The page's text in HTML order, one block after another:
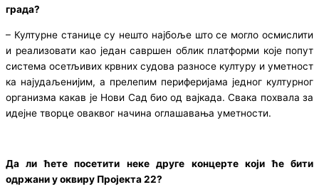
града?
– Културне станице су нешто најбоље што се могло осмислити
и реализовати као један савршен облик платформи које попут
система осетљивих крвних судова разносе културу и уметност
ка најудаљенијим, а прелепим периферијама једног културног
организма какав је Нови Сад био од вајкада. Свака похвала за
идејне творце оваквог начина оглашавања уметности.
Да ли ћете посетити неке друге концерте који ће бити
одржани у оквиру Пројекта 22?